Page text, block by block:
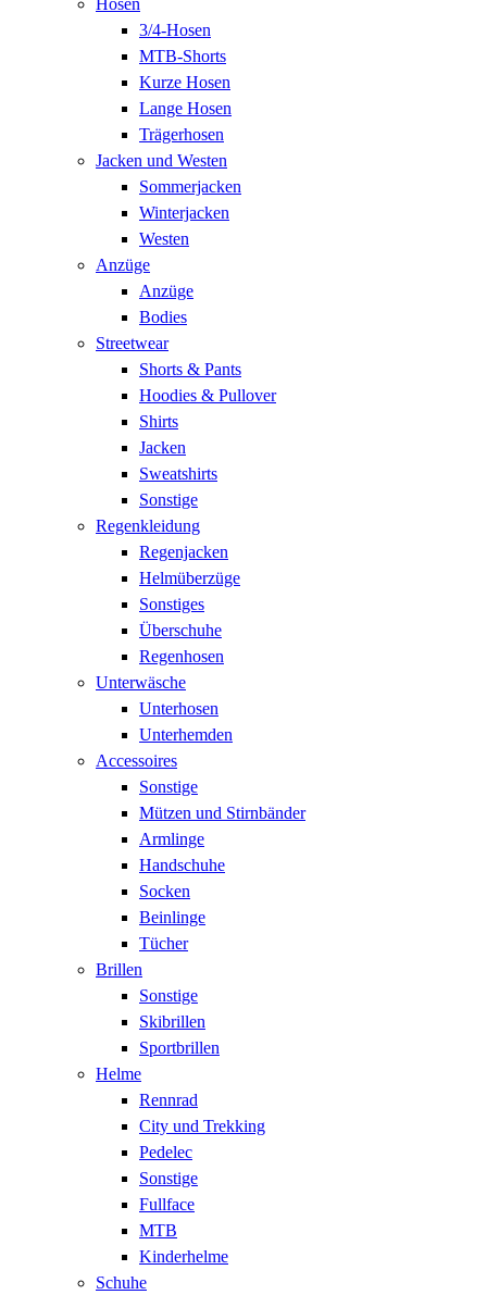
3/4-Hosen
MTB-Shorts
Kurze Hosen
Lange Hosen
Trägerhosen
Jacken und Westen
Sommerjacken
Winterjacken
Westen
Anzüge
Anzüge
Bodies
Streetwear
Shorts & Pants
Hoodies & Pullover
Shirts
Jacken
Sweatshirts
Sonstige
Regenkleidung
Regenjacken
Helmüberzüge
Sonstiges
Überschuhe
Regenhosen
Unterwäsche
Unterhosen
Unterhemden
Accessoires
Sonstige
Mützen und Stirnbänder
Armlinge
Handschuhe
Socken
Beinlinge
Tücher
Brillen
Sonstige
Skibrillen
Sportbrillen
Helme
Rennrad
City und Trekking
Pedelec
Sonstige
Fullface
MTB
Kinderhelme
Schuhe